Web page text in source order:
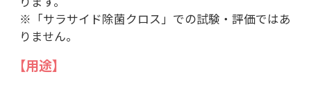
※「サラサイド除菌クロス」での試験・評価ではあ
りません。
【用途】